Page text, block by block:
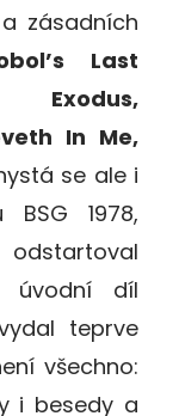
zásadních
Last
Exodus,
In Me,
se ale i
1978,
úvodní díl
teprve
všechno:
i besedy a